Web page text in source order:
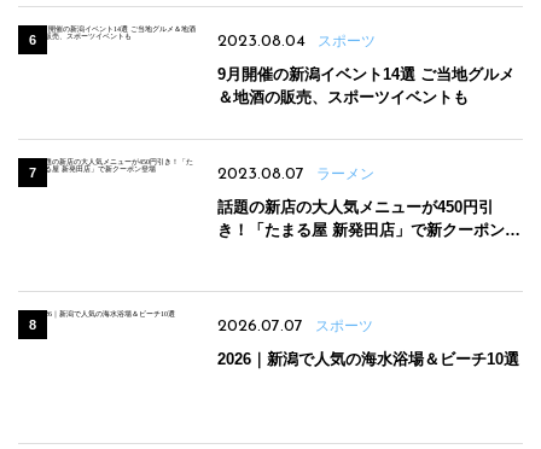
2023.08.04 スポーツ
9月開催の新潟イベント14選 ご当地グルメ
＆地酒の販売、スポーツイベントも
2023.08.07 ラーメン
話題の新店の大人気メニューが450円引
き！「たまる屋 新発田店」で新クーポン登
2026.07.07 スポーツ
2026｜新潟で人気の海水浴場＆ビーチ10選